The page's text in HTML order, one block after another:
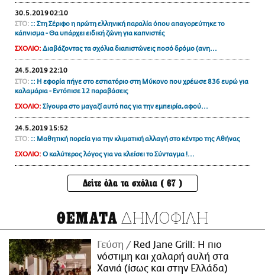
30.5.2019 02:10
ΣΤΟ: :: Στη Σέριφο η πρώτη ελληνική παραλία όπου απαγορεύτηκε το
κάπνισμα - Θα υπάρχει ειδική ζώνη για καπνιστές
ΣΧΟΛΙΟ: Διαβάζοντας τα σχόλια διαπιστώνεις ποσό δρόμο (ανη...
24.5.2019 22:10
ΣΤΟ: :: Η εφορία πήγε στο εστιατόριο στη Μύκονο που χρέωσε 836 ευρώ για
καλαμάρια - Εντόπισε 12 παραβάσεις
ΣΧΟΛΙΟ: Σίγουρα στο μαγαζί αυτό πας για την εμπειρία,αφού...
24.5.2019 15:52
ΣΤΟ: :: Μαθητική πορεία για την κλιματική αλλαγή στο κέντρο της Αθήνας
ΣΧΟΛΙΟ: Ο καλύτερος λόγος για να κλείσει το Σύνταγμα !...
Δείτε όλα τα σχόλια ( 67 )
ΘΕΜΑΤΑ ΔΗΜΟΦΙΛΗ
Γεύση
Red Jane Grill: Η πιο
νόστιμη και χαλαρή αυλή στα
Χανιά (ίσως και στην Ελλάδα)